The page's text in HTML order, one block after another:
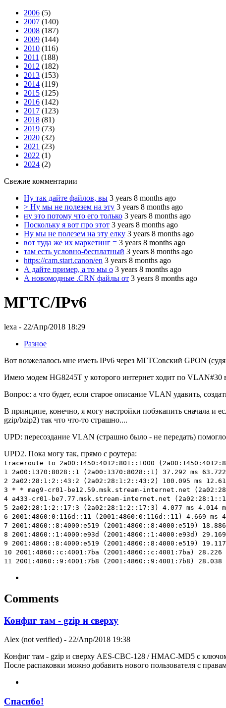
2006 (5)
2007 (140)
2008 (187)
2009 (144)
2010 (116)
2011 (188)
2012 (182)
2013 (153)
2014 (119)
2015 (125)
2016 (142)
2017 (123)
2018 (81)
2019 (73)
2020 (32)
2021 (23)
2022 (1)
2024 (2)
Свежие комментарии
Ну так дайте файлов, вы 3 years 8 months ago
> Ну мы не полезем на эту 3 years 8 months ago
ну это потому что его только 3 years 8 months ago
Поскольку я вот про этот 3 years 8 months ago
Ну мы не полезем на эту елку 3 years 8 months ago
вот туда же их маркетинг = 3 years 8 months ago
там есть условно-бесплатный 3 years 8 months ago
https://cam.start.canon/en 3 years 8 months ago
А дайте пример, а то мы о 3 years 8 months ago
А новомодные .CRN файлы от 3 years 8 months ago
МГТС/IPv6
lexa - 22/Апр/2018 18:29
Разное
Вот возжелалось мне иметь IPv6 через МГТСовский GPON
Имею модем HG8245T у которого интернет ходит по VLAN#30
Вопрос: а что будет, если старое описание VLAN удавить,
В принципе, конечно, я могу настройки побэкапить сначала и
gzip/bzip2) так что что-то страшно....
UPD: пересоздание VLAN (страшно было - не передать)
UPD2. Пока могу так, прямо с роутера:
traceroute to 2a00:1450:4012:801::1000
1 2a00:1370:8028::1 (2a00:1370:8028::1) 37.292 ms 63.722
2 2a02:28:1:2::43:2 (2a02:28:1:2::43:2) 100.095 ms
3 * * mag9-cr01-be12.59.msk.stream-internet.net
4 a433-cr01-be7.77.msk.stream-internet.net
5 2a02:28:1:2::17:3 (2a02:28:1:2::17:3) 4.077 ms 4.014
6 2001:4860:0:116d::11 (2001:4860:0:116d::11) 4.669 ms
7 2001:4860::8:4000:e519 (2001:4860::8:4000:e519)
8 2001:4860::1:4000:e93d (2001:4860::1:4000:e93d)
9 2001:4860::8:4000:e519 (2001:4860::8:4000:e519)
10 2001:4860::c:4001:7ba (2001:4860::c:4001:7ba) 28.226
11 2001:4860::9:4001:7b8 (2001:4860::9:4001:7b8) 28.038
Comments
Конфиг там - gzip и сверху
Alex (not verified) - 22/Апр/2018 19:38
Конфиг там - gzip и сверху AES-CBC-128 / HMAC-MD5 с
После распаковки можно добавить нового пользователя с
Спасибо!